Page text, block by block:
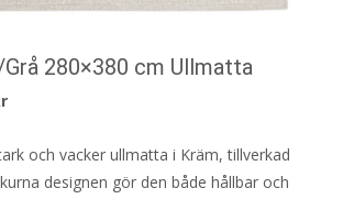
280×380 cm Ullmatta
Det
priset
är:
och vacker ullmatta i Kräm, tillverkad
designen gör den både hållbar och